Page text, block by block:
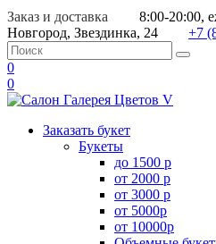
Заказ и доставка 8:00-20:00,
Новгород, Звездинка, 24
+7
0
0
Заказать букет
Букеты
до 1500 р
от 2000 р
от 3000 р
от 5000р
от 10000р